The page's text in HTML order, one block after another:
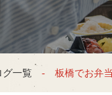
グ一覧 板橋でお弁